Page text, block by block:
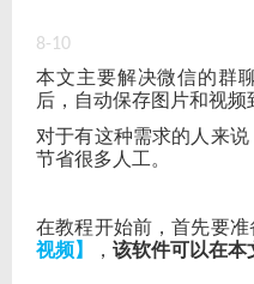
8-10
本文主要解决微信的群
后，自动保存图片和视频
对于有这种需求的人来
节省很多人工。
在教程开始前，首先要
视频】
， 该软件可以在本